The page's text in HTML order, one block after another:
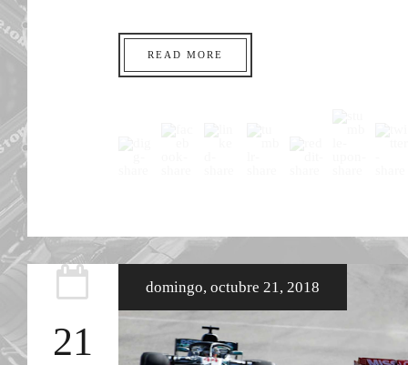
READ MORE
21
domingo, octubre 21, 2018